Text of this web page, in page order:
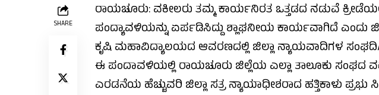
SHARE
ರಾಯಚೂರು: ವಕೀಲರು ತಮ್ಮ ಕಾರ್ಯನಿರತ ಒತ್ತಡದ ನಡುವೆ
ಪಂದ್ಯಾವಳಿಯನ್ನು ಏರ್ಪಡಿಸಿದ್ದು ಶ್ಲಾಘನೀಯ ಕಾರ್ಯವಾಗಿದೆ ಎಂದು
ಕೃಷಿ ಮಹಾವಿದ್ಯಾಲಯದ ಆವರಣದಲ್ಲಿ ಜಿಲ್ಲಾ ನ್ಯಾಯವಾದಿಗಳ
ಈ ಪಂದಾವಳಿಯಲ್ಲಿ ರಾಯಚೂರು ಜಿಲ್ಲೆಯ ಎಲ್ಲಾ ತಾಲೂಕು ಸಂಘದ
ಎರಡನೆಯ ಹೆಚ್ಚುವರಿ ಜಿಲ್ಲಾ ಸತ್ರ ನ್ಯಾಯಾಧೀಶರಾದ ಹತ್ತಿಕಾಳು